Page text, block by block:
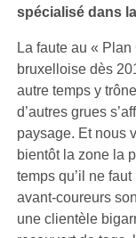
spécialisé dans
La faute au «
bruxelloise dès
autre temps y
d’autres grues
paysage. Et nous
bientôt la zone la
temps qu’il ne
avant-coureurs
une clientèle